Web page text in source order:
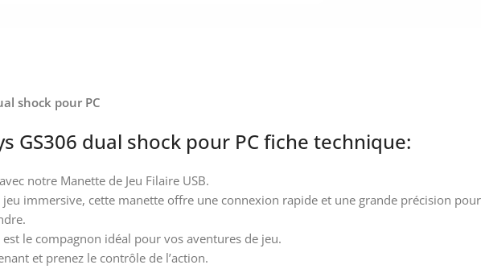
shock pour PC
GS306 dual shock pour PC fiche technique:
notre Manette de Jeu Filaire USB.
immersive, cette manette offre une connexion rapide et une grande précision
le compagnon idéal pour vos aventures de jeu.
et prenez le contrôle de l’action.